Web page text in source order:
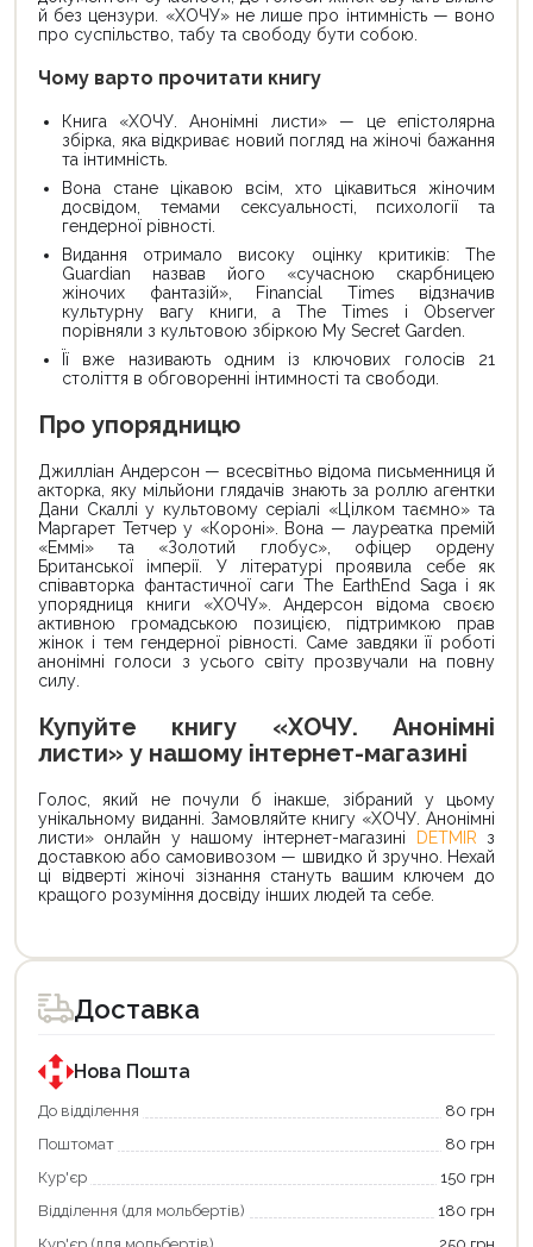
й без цензури. «ХОЧУ» не лише про інтимність — воно
про суспільство, табу та свободу бути собою.
Чому варто прочитати книгу
Книга «ХОЧУ. Анонімні листи» — це епістолярна
збірка, яка відкриває новий погляд на жіночі бажання
та інтимність.
Вона стане цікавою всім, хто цікавиться жіночим
досвідом, темами сексуальності, психології та
гендерної рівності.
Видання отримало високу оцінку критиків: The
Guardian назвав його «сучасною скарбницею
жіночих фантазій», Financial Times відзначив
культурну вагу книги, а The Times і Observer
порівняли з культовою збіркою My Secret Garden.
Її вже називають одним із ключових голосів 21
століття в обговоренні інтимності та свободи.
Про упорядницю
Джилліан Андерсон — всесвітньо відома письменниця й
акторка, яку мільйони глядачів знають за роллю агентки
Дани Скаллі у культовому серіалі «Цілком таємно» та
Маргарет Тетчер у «Короні». Вона — лауреатка премій
«Еммі» та «Золотий глобус», офіцер ордену
Британської імперії. У літературі проявила себе як
співавторка фантастичної саги The EarthEnd Saga і як
упорядниця книги «ХОЧУ». Андерсон відома своєю
активною громадською позицією, підтримкою прав
жінок і тем гендерної рівності. Саме завдяки її роботі
анонімні голоси з усього світу прозвучали на повну
силу.
Купуйте книгу «ХОЧУ. Анонімні
листи» у нашому інтернет-магазині
Голос, який не почули б інакше, зібраний у цьому
унікальному виданні. Замовляйте книгу «ХОЧУ. Анонімні
листи» онлайн у нашому інтернет-магазині
DETMIR з
доставкою або самовивозом — швидко й зручно. Нехай
ці відверті жіночі зізнання стануть вашим ключем до
кращого розуміння досвіду інших людей та себе.
Доставка
Нова Пошта
До відділення
80 грн
Поштомат
80 грн
Кур'єр
150 грн
Відділення (для мольбертів)
180 грн